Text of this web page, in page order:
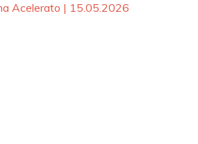
Acelerato | 15.05.2026